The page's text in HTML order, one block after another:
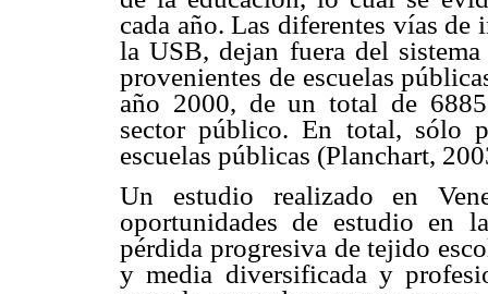
cada año. Las diferentes vías de
la USB, dejan fuera del
provenientes de escuelas
año 2000, de un total de
sector público. En total, sólo
escuelas públicas (Planchart,
Un estudio realizado en
oportunidades de estudio en
pérdida progresiva de tejido
y media diversificada y